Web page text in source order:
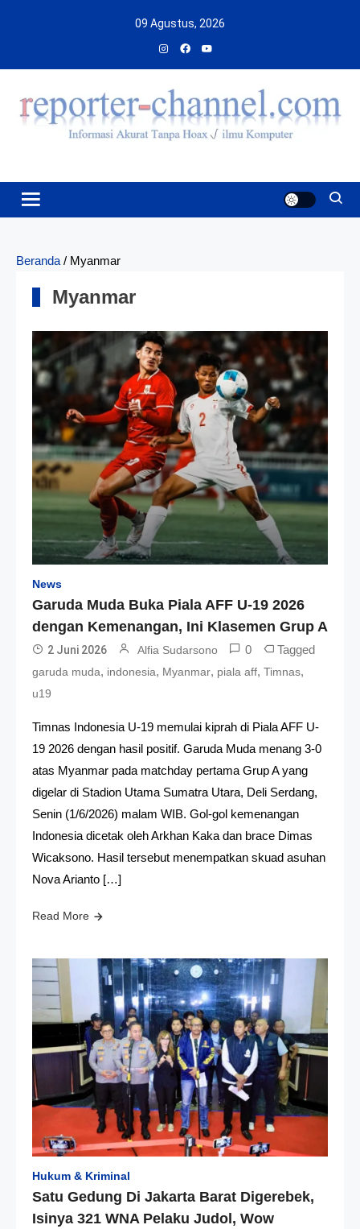
09 Agustus, 2026
Beranda / Myanmar
Myanmar
News
Garuda Muda Buka Piala AFF U-19 2026
dengan Kemenangan, Ini Klasemen Grup A
2 Juni 2026 Alfia Sudarsono 0 Tagged
garuda muda, indonesia, Myanmar, piala aff, Timnas,
u19
Timnas Indonesia U-19 memulai kiprah di Piala AFF U-
19 2026 dengan hasil positif. Garuda Muda menang 3-0
atas Myanmar pada matchday pertama Grup A yang
digelar di Stadion Utama Sumatra Utara, Deli Serdang,
Senin (1/6/2026) malam WIB. Gol-gol kemenangan
Indonesia dicetak oleh Arkhan Kaka dan brace Dimas
Wicaksono. Hasil tersebut menempatkan skuad asuhan
Nova Arianto […]
Read More
Hukum & Kriminal
Satu Gedung Di Jakarta Barat Digerebek,
Isinya 321 WNA Pelaku Judol, Wow